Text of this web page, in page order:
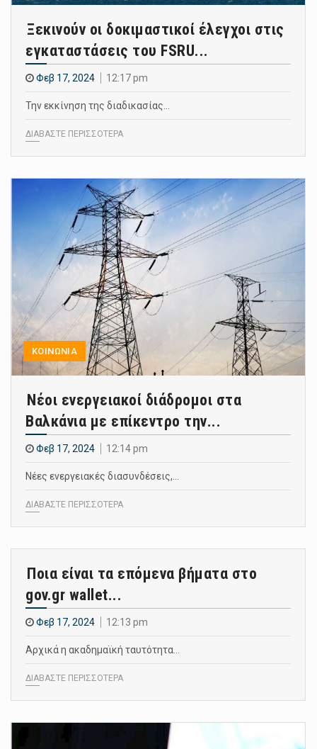
Ξεκινούν οι δοκιμαστικοί έλεγχοι στις
εγκαταστάσεις του FSRU...
Φεβ 17, 2024 12:17 pm
Την εκκίνηση της διαδικασίας…
ΔΙΑΒΑΣΤΕ ΠΕΡΙΣΣΟΤΕΡΑ
ΚΟΙΝΩΝΙΑ
Νέοι ενεργειακοί διάδρομοι στα
Βαλκάνια με επίκεντρο την...
Φεβ 17, 2024 12:14 pm
Νέες ενεργειακές διασυνδέσεις,…
ΔΙΑΒΑΣΤΕ ΠΕΡΙΣΣΟΤΕΡΑ
Ποια είναι τα επόμενα βήματα στο
gov.gr wallet...
Φεβ 17, 2024 12:13 pm
Αρχικά η ακαδημαϊκή ταυτότητα…
ΔΙΑΒΑΣΤΕ ΠΕΡΙΣΣΟΤΕΡΑ